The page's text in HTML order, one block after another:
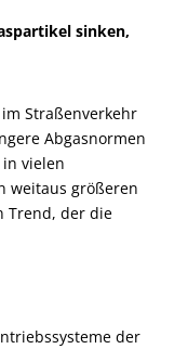
sinken,
Straßenverkehr
Abgasnormen
vielen
weitaus größeren
Trend, der die
der